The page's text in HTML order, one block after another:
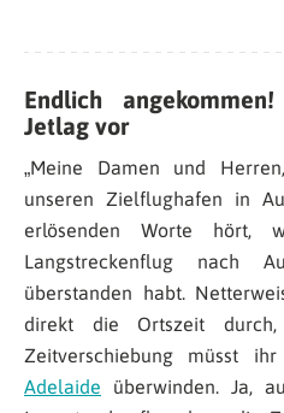
Endlich
Jetlag vor
„Meine Damen und
unseren Zielflughafen in
erlösenden Worte hört,
Langstreckenflug nach
überstanden habt.
direkt die Ortszeit
Zeitverschiebung müsst
Adelaide überwinden. Ja,